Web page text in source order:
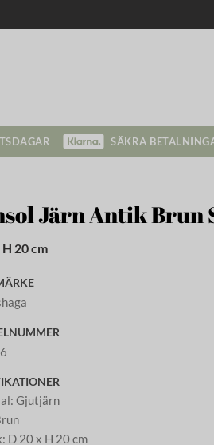
SÄKRA
Järn Antik Brun
20 cm
:Gjutjärn
: D 20 x H 20 cm